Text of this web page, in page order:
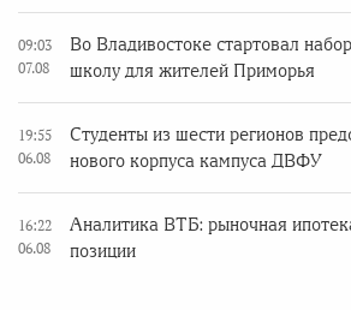
09:03
07.08
Во Владивостоке стартовал
школу для жителей Приморья
19:55
06.08
Студенты из шести регионов
нового корпуса кампуса ДВФУ
16:22
06.08
Аналитика ВТБ: рыночная
позиции